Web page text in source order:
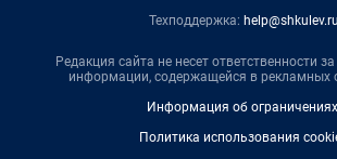
Техподдержка: help@shkulev.ru
Редакция сайта не несет ответственности
информации, содержащейся в рекламных
Информация об ограничениях
Политика использования